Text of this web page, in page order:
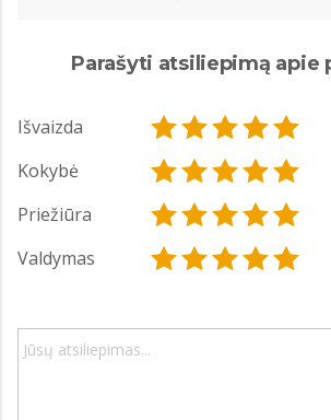
Parašyti atsiliepimą apie
Išvaizda
Kokybė
Priežiūra
Valdymas